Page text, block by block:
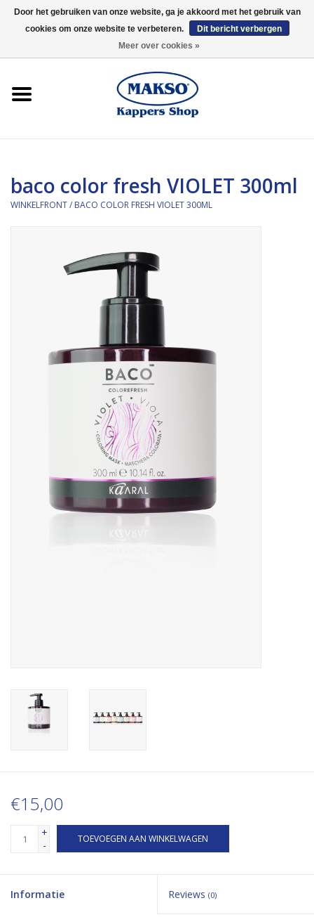
0 Artikelen - €0,00
Kaaral
baco color fresh VIOLET 300ml
WINKELFRONT/ BACO COLOR FRESH VIOLET 300ML
€15,00
+
-
TOEVOEGEN AAN WINKELWAGEN
Informatie Reviews (0)
Door het gebruiken van onze website, ga je akkoord met het gebruik van
cookies om onze website te verbeteren.
Dit bericht verbergen
Meer over cookies »